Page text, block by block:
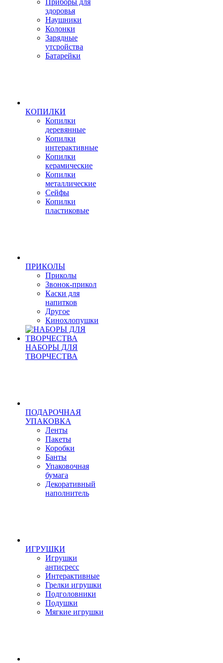
Приборы для
здоровья
Наушники
Колонки
Зарядные
утсройства
Батарейки
КОПИЛКИ
Копилки
деревянные
Копилки
интерактивные
Копилки
керамические
Копилки
металлические
Сейфы
Копилки
пластиковые
ПРИКОЛЫ
Приколы
Звонок-прикол
Каски для
напитков
Другое
Кинохлопушки
НАБОРЫ ДЛЯ
ТВОРЧЕСТВА
ПОДАРОЧНАЯ
УПАКОВКА
Ленты
Пакеты
Коробки
Банты
Упаковочная
бумага
Декоративный
наполнитель
ИГРУШКИ
Игрушки
антисресс
Интерактивные
Грелки игрушки
Подголовники
Подушки
Мягкие игрушки